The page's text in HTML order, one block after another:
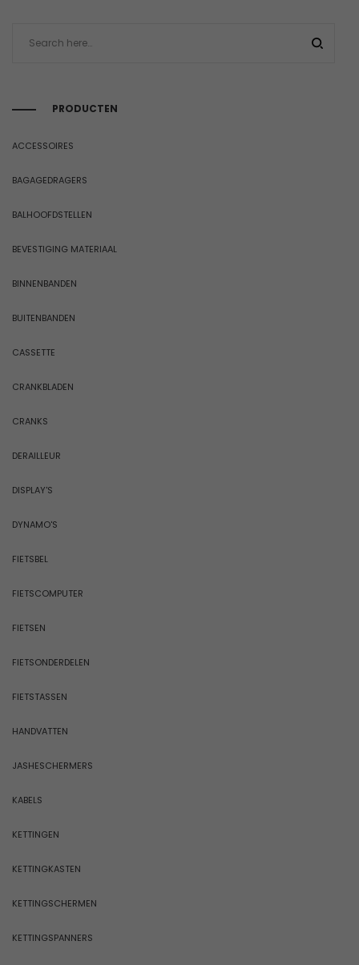
PRODUCTEN
ACCESSOIRES
BAGAGEDRAGERS
BALHOOFDSTELLEN
BEVESTIGING MATERIAAL
BINNENBANDEN
BUITENBANDEN
CASSETTE
CRANKBLADEN
CRANKS
DERAILLEUR
DISPLAY'S
DYNAMO'S
FIETSBEL
FIETSCOMPUTER
FIETSEN
FIETSONDERDELEN
FIETSTASSEN
HANDVATTEN
JASHESCHERMERS
KABELS
KETTINGEN
KETTINGKASTEN
KETTINGSCHERMEN
KETTINGSPANNERS